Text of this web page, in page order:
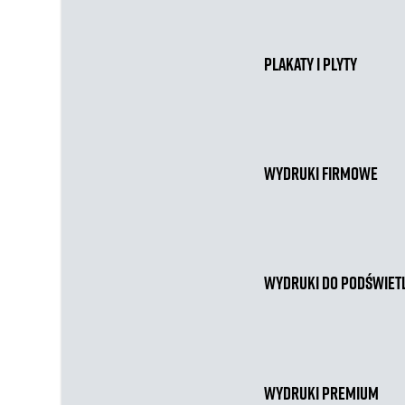
Plakaty i plyty
Wydruki firmowe
Wydruki do
Wydruki premium